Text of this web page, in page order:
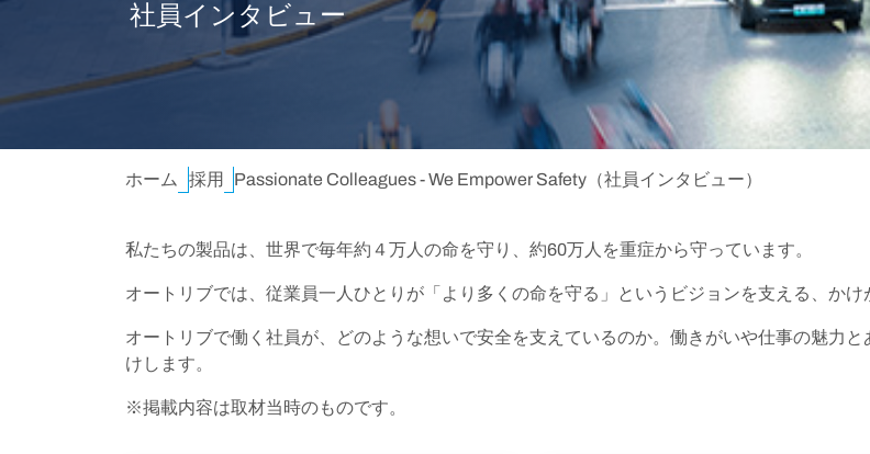
社員インタビュー
ホーム 採用 Passionate Colleagues - We Empower Safety（社員インタビュー）
私たちの製品は、世界で毎年約４万人の命を守り、約60万人を重症から守っています。
オートリブでは、従業員一人ひとりが「より多くの命を守る」というビジョンを支える、かけ
オートリブで働く社員が、どのような想いで安全を支えているのか。働きがいや仕事の魅力
けします。
※掲載内容は取材当時のものです。